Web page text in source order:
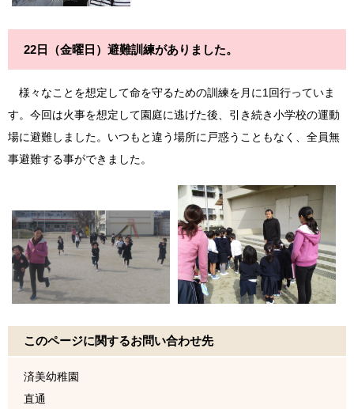
22日（金曜日）避難訓練がありました。
様々なことを想定して命を守るための訓練を月に1回行っていま
す。今回は火事を想定して園庭に逃げた後、引き続き小学校の運動
場に避難しました。いつもと違う場所に戸惑うこともなく、全員無
事避難する事ができました。
このページに関するお問い合わせ先
済美幼稚園
直通